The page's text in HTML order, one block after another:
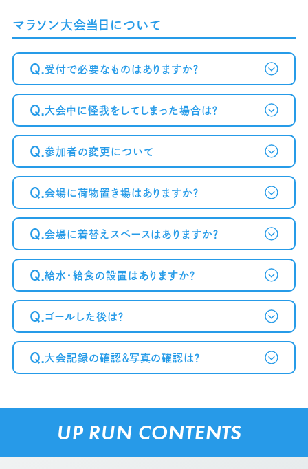
マラソン大会当日について
Q.受付で必要なものはありますか？
Q.大会中に怪我をしてしまった場合は？
Q.参加者の変更について
Q.会場に荷物置き場はありますか？
Q.会場に着替えスペースはありますか？
Q.給水・給食の設置はありますか？
Q.ゴールした後は？
Q.大会記録の確認＆写真の確認は？
UP RUN CONTENTS